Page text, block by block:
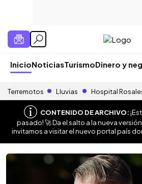
InicioNoticiasTurismoDinero y
Terremotos Lluvias Hospital
CONTENIDO DE ARCHIVO:
pasado! 🚀 Da el salto a la nueva
invitamos a visitar el nuevo portal país